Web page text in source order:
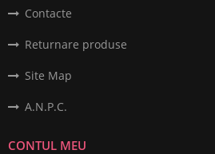
Contacte
Returnare produse
Site Map
A.N.P.C.
CONTUL MEU